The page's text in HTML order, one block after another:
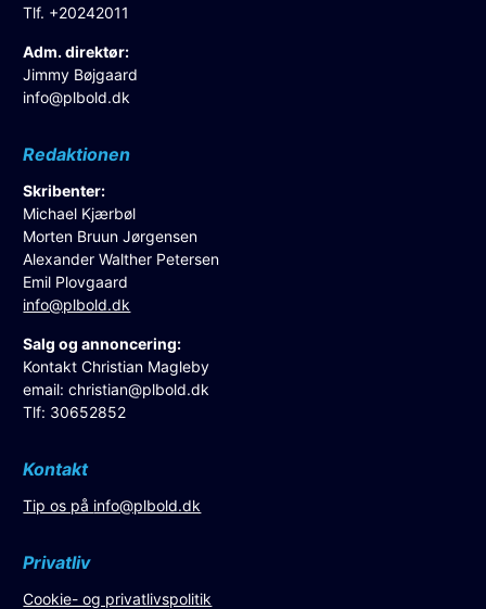
Tlf. +20242011
Adm. direktør:
Jimmy Bøjgaard
info@plbold.dk
Redaktionen
Skribenter:
Michael Kjærbøl
Morten Bruun Jørgensen
Alexander Walther Petersen
Emil Plovgaard
info@plbold.dk
Salg og annoncering:
Kontakt Christian Magleby
email:christian@plbold.dk
Tlf: 30652852
Kontakt
Tip os på info@plbold.dk
Privatliv
Cookie- og privatlivspolitik